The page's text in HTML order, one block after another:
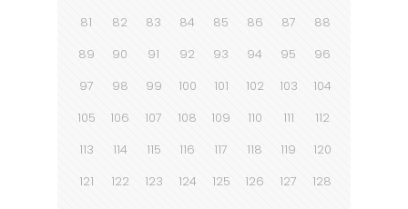
81
82 83 84 85 86 87
88
89
90 91 92 93 94 95
96
97
98 99 100 101 102 103
104
105
106 107 108 109 110 111
112
113
114 115 116 117 118 119
120
121
122 123 124 125 126 127
128